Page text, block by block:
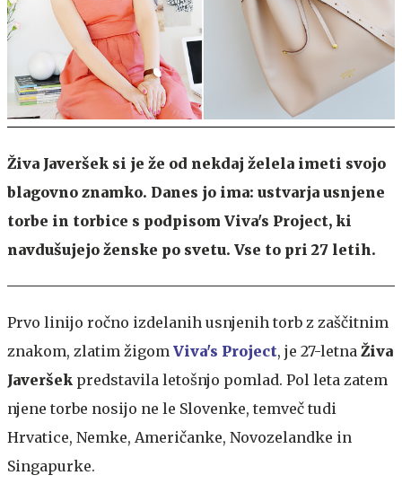
Živa Javeršek si je že od nekdaj želela imeti svojo
blagovno znamko. Danes jo ima: ustvarja usnjene
torbe in torbice s podpisom Viva's Project, ki
navdušujejo ženske po svetu. Vse to pri 27 letih.
Prvo linijo ročno izdelanih usnjenih torb z zaščitnim
znakom, zlatim žigom Viva's Project, je 27-letna Živa
Javeršek predstavila letošnjo pomlad. Pol leta zatem
njene torbe nosijo ne le Slovenke, temveč tudi
Hrvatice, Nemke, Američanke, Novozelandke in
Singapurke.